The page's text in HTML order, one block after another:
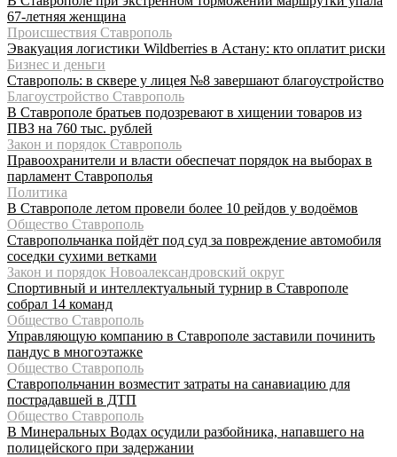
67-летняя женщина
Происшествия Ставрополь
Эвакуация логистики Wildberries в Астану: кто оплатит риски
Бизнес и деньги
Ставрополь: в сквере у лицея №8 завершают благоустройство
Благоустройство Ставрополь
В Ставрополе братьев подозревают в хищении товаров из
ПВЗ на 760 тыс. рублей
Закон и порядок Ставрополь
Правоохранители и власти обеспечат порядок на выборах в
парламент Ставрополья
Политика
В Ставрополе летом провели более 10 рейдов у водоёмов
Общество Ставрополь
Ставропольчанка пойдёт под суд за повреждение автомобиля
соседки сухими ветками
Закон и порядок Новоалександровский округ
Спортивный и интеллектуальный турнир в Ставрополе
собрал 14 команд
Общество Ставрополь
Управляющую компанию в Ставрополе заставили починить
пандус в многоэтажке
Общество Ставрополь
Ставропольчанин возместит затраты на санавиацию для
пострадавшей в ДТП
Общество Ставрополь
В Минеральных Водах осудили разбойника, напавшего на
полицейского при задержании